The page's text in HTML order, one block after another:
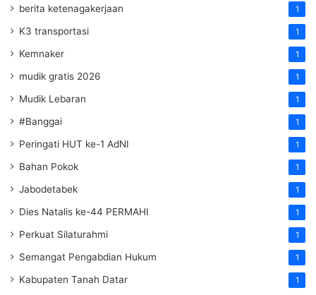
berita ketenagakerjaan 1
K3 transportasi 1
Kemnaker 1
mudik gratis 2026 1
Mudik Lebaran 1
#Banggai 1
Peringati HUT ke-1 AdNI 1
Bahan Pokok 1
Jabodetabek 1
Dies Natalis ke-44 PERMAHI 1
Perkuat Silaturahmi 1
Semangat Pengabdian Hukum 1
Kabupaten Tanah Datar 1